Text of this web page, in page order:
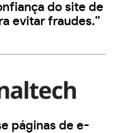
do site de
evitar fraudes.”
páginas de e-